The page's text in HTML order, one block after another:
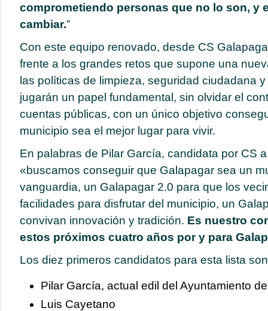
comprometiendo personas que no lo son, y
cambiar.”
Con este equipo renovado, desde CS
frente a los grandes retos que supone una
las políticas de limpieza, seguridad ciudadana
jugarán un papel fundamental, sin olvidar el
cuentas públicas, con un único objetivo
municipio sea el mejor lugar para vivir.
En palabras de Pilar García, candidata por CS
«buscamos conseguir que Galapagar sea un
vanguardia, un Galapagar 2.0 para que los
facilidades para disfrutar del municipio, un
convivan innovación y tradición. Es nuestro
estos próximos cuatro años por y para
Los diez primeros candidatos para esta lista
Pilar García, actual edil del Ayuntamiento
Luis Cayetano